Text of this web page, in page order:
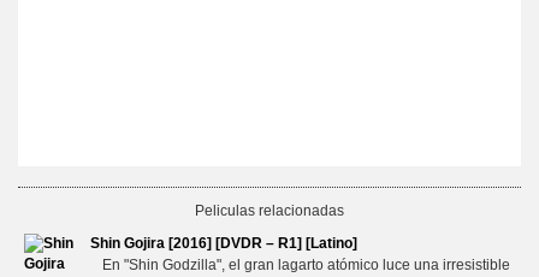
Peliculas relacionadas
Shin Gojira [2016] [DVDR – R1] [Latino]
En "Shin Godzilla", el gran lagarto atómico luce una irresistible